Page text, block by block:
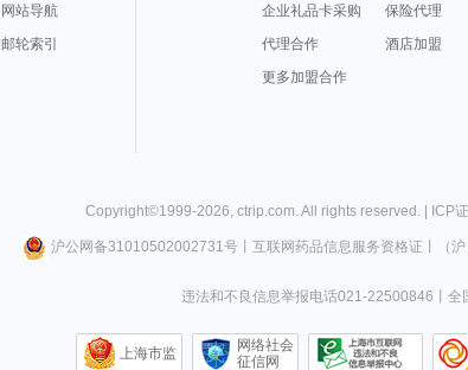
网站导航
邮轮索引
企业礼品卡采购
保险代理
代理合作
酒店加盟
更多加盟合作
Copyright©1999-2026, ctrip.com. All rights reserved. | ICP
沪公网备31010502002731号丨 互联网药品信息服务资格证 （
违法和不良信息举报电话021-22500846 全
上海市监
网络社会
征信网